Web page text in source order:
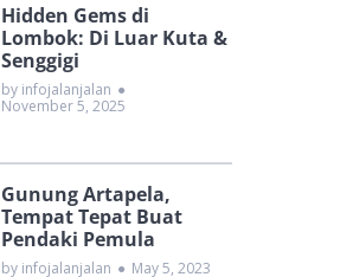
Hidden Gems di
Lombok: Di Luar Kuta &
Senggigi
by infojalanjalan ●
November 5, 2025
Gunung Artapela,
Tempat Tepat Buat
Pendaki Pemula
by infojalanjalan ● May 5, 2023